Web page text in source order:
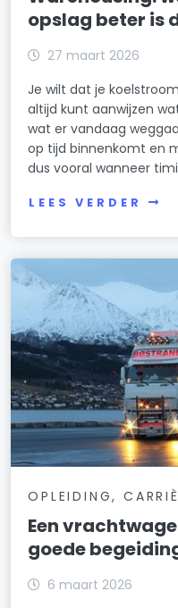
opslag beter is
27 maart 2026
Je wilt dat je
altijd kunt aanwijzen
wat er vandaag
op tijd binnenkomt en
dus vooral wanneer
LEES VERDER
OPLEIDING,
Een
goede
6 maart 2026